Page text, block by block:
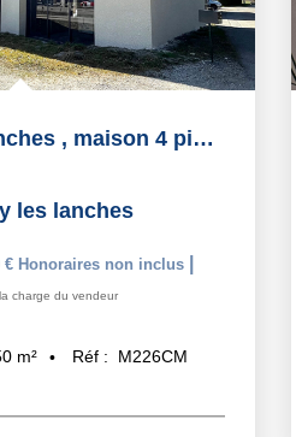
Montagny Les Lanches , maison 4 pièce(s) de 150 m2
les lanches
€ Honoraires non inclus
charge du vendeur
m² Réf : M226CM